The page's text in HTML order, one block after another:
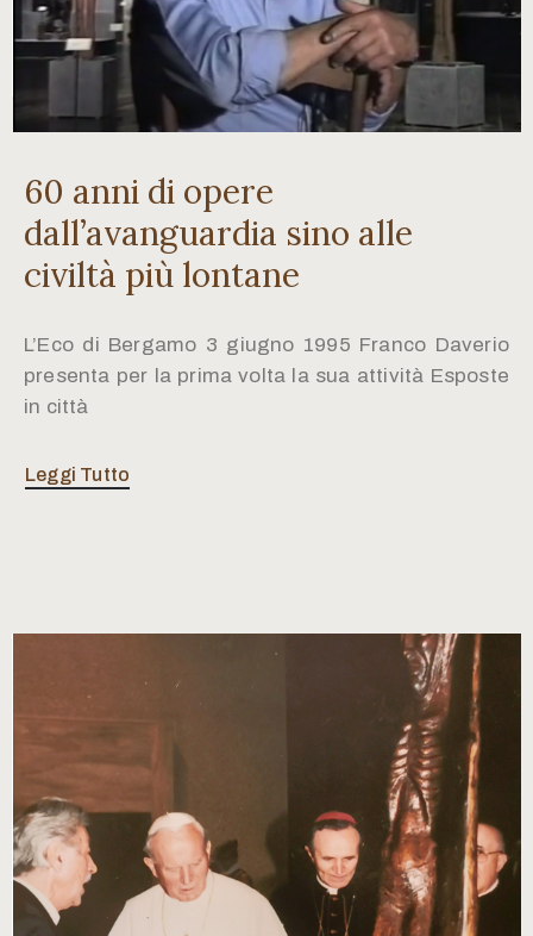
60 anni di opere
dall’avanguardia sino alle
civiltà più lontane
L’Eco di Bergamo 3 giugno 1995 Franco Daverio
presenta per la prima volta la sua attività Esposte
in città
Leggi Tutto